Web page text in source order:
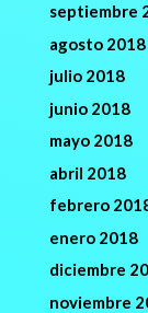
septiembre
agosto 2018
julio 2018
junio 2018
mayo 2018
abril 2018
febrero
enero 2018
diciembre
noviembre